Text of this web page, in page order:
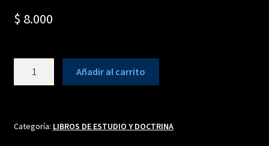
$ 8.000
cantidad
Añadir al carrito
Categoría: LIBROS DE ESTUDIO Y DOCTRINA